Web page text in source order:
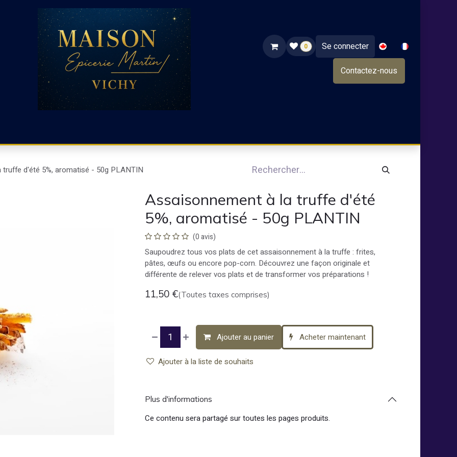
0
Se connecter
Contactez-nous
d'été 5%, aromatisé - 50g PLANTIN
Assaisonnement à la truffe d'été
5%, aromatisé - 50g PLANTIN
(0 avis)
Saupoudrez tous vos plats de cet assaisonnement à la truffe : frites,
pâtes, œufs ou encore pop-corn. Découvrez une façon originale et
différente de relever vos plats et de transformer vos préparations !
11,50 €(Toutes taxes comprises)
Ajouter au panier Acheter maintenant
Ajouter à la liste de souhaits
Plus d'informations
Ce contenu sera partagé sur toutes les pages produits.